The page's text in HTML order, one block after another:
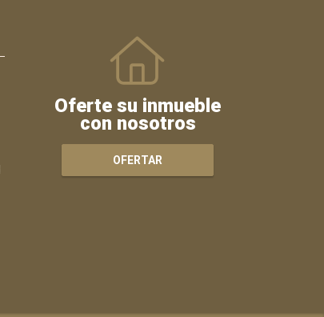
Oferte su inmueble
con nosotros
OFERTAR